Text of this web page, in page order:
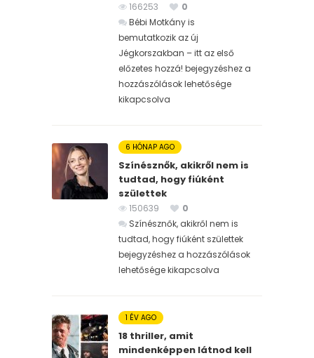
166253
0
Bébi Motkány is
bemutatkozik az új
Jégkorszakban – itt az első
előzetes hozzá! bejegyzéshez a
hozzászólások lehetősége
kikapcsolva
6 HÓNAP AGO
Színésznők, akikről nem is
tudtad, hogy fiúként
születtek
150639
0
Színésznők, akikről nem is
tudtad, hogy fiúként születtek
bejegyzéshez a hozzászólások
lehetősége kikapcsolva
1 ÉV AGO
18 thriller, amit
mindenképpen látnod kell